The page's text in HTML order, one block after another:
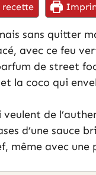
sans quitter
avec ce feu
de street
la coco qui
de
d’une sauce
même avec